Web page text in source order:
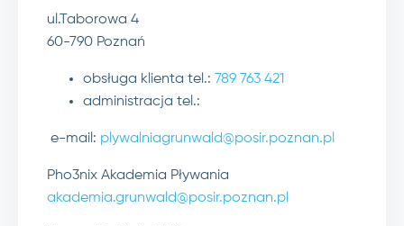
ul.Taborowa 4
60-790 Poznań
obsługa klienta tel.: 789 763 421
administracja tel.:
e-mail: plywalniagrunwald@posir.poznan.pl
Pho3nix Akademia Pływania
akademia.grunwald@posir.poznan.pl